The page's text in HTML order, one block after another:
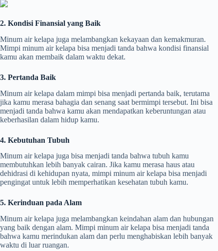
2. Kondisi Finansial yang Baik
Minum air kelapa juga melambangkan kekayaan dan kemakmuran.
Mimpi minum air kelapa bisa menjadi tanda bahwa kondisi finansial
kamu akan membaik dalam waktu dekat.
3. Pertanda Baik
Minum air kelapa dalam mimpi bisa menjadi pertanda baik, terutama
jika kamu merasa bahagia dan senang saat bermimpi tersebut. Ini bisa
menjadi tanda bahwa kamu akan mendapatkan keberuntungan atau
keberhasilan dalam hidup kamu.
4. Kebutuhan Tubuh
Minum air kelapa juga bisa menjadi tanda bahwa tubuh kamu
membutuhkan lebih banyak cairan. Jika kamu merasa haus atau
dehidrasi di kehidupan nyata, mimpi minum air kelapa bisa menjadi
pengingat untuk lebih memperhatikan kesehatan tubuh kamu.
5. Kerinduan pada Alam
Minum air kelapa juga melambangkan keindahan alam dan hubungan
yang baik dengan alam. Mimpi minum air kelapa bisa menjadi tanda
bahwa kamu merindukan alam dan perlu menghabiskan lebih banyak
waktu di luar ruangan.